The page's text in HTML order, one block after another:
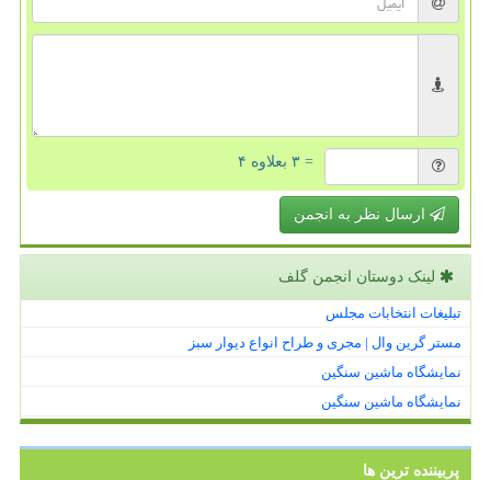
= ۳ بعلاوه ۴
ارسال نظر به انجمن
لینک دوستان انجمن گلف
تبلیغات انتخابات مجلس
مستر گرین وال | مجری و طراح انواع دیوار سبز
نمایشگاه ماشین سنگین
نمایشگاه ماشین سنگین
پربیننده ترین ها